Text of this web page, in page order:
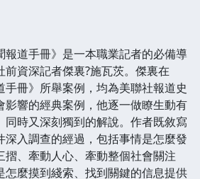
道手冊》是一本職業記者的必備導
前資深記者傑裏?施瓦茨。傑裏在
手冊》所舉案例，均為美聯社報道史
影響的經典案例，他逐一做瞭生動有
同時又深刻獨到的解說。作者既敘寫
深入調查的經過，包括事情是怎麼發
摺、牽動人心、牽動整個社會關注
怎麼摸到綫索、找到關鍵的信息提供